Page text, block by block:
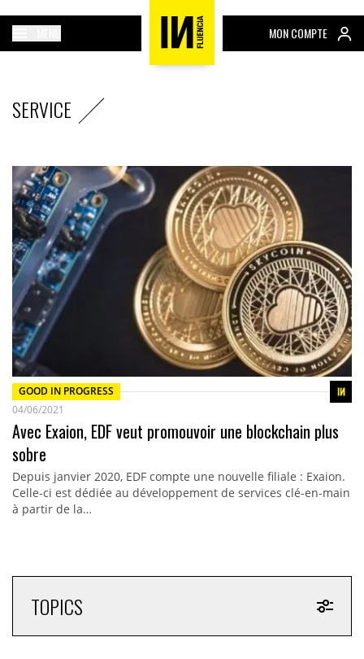
MON COMPTE
SERVICE
GOOD IN PROGRESS
04/06/2021
Avec Exaion, EDF veut promouvoir une blockchain plus
sobre
Depuis janvier 2020, EDF compte une nouvelle filiale : Exaion.
Celle-ci est dédiée au développement de services clé-en-main
à partir de la…
TOPICS